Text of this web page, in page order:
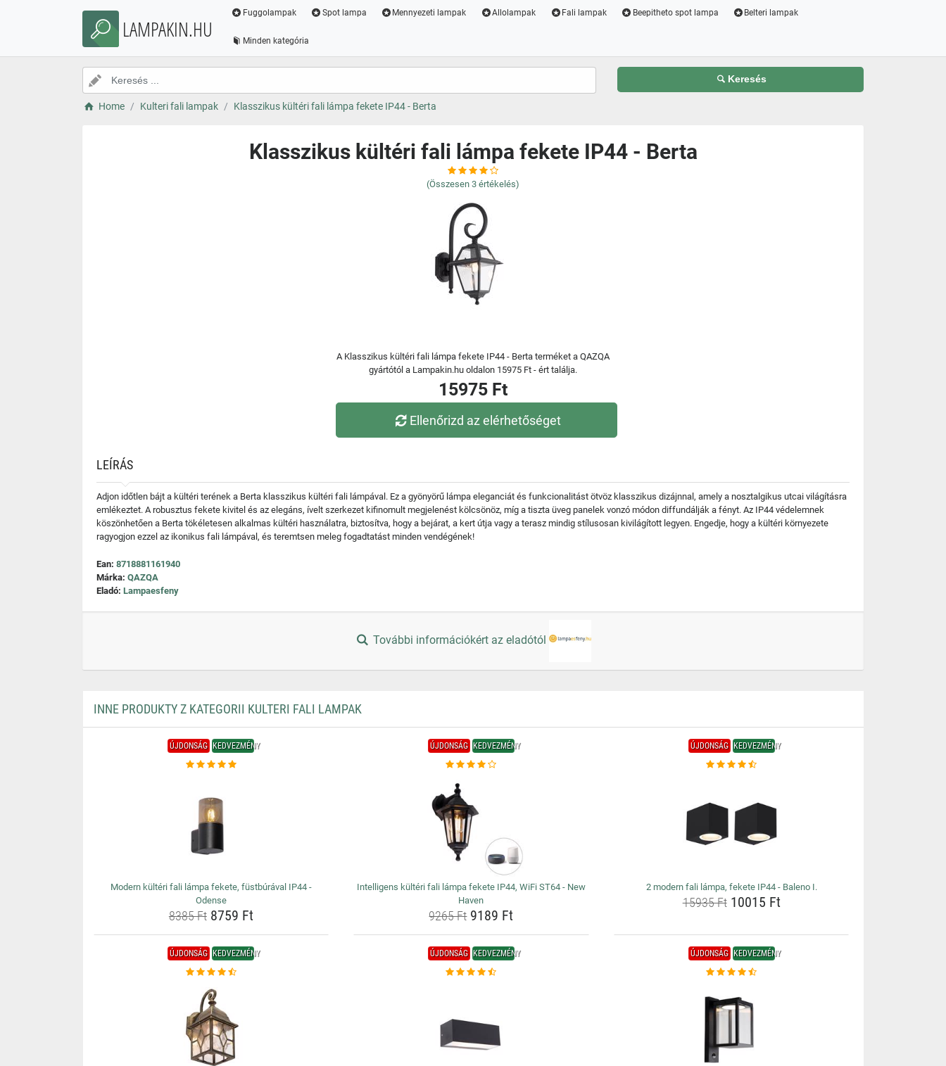
LAMPAKIN.HU
Fuggolampak Spot lampa Mennyezeti lampak Allolampak Fali lampak Beepitheto spot lampa Belteri lampak
Minden kategória
Keresés
Home Kulteri fali lampak Klasszikus kültéri fali lámpa fekete IP44 - Berta
Klasszikus kültéri fali lámpa fekete IP44 - Berta
(Összesen 3 értékelés)
A Klasszikus kültéri fali lámpa fekete IP44 - Berta terméket a QAZQA
gyártótól a Lampakin.hu oldalon 15975 Ft - ért találja.
15975 Ft
Ellenőrizd az elérhetőséget
LEÍRÁS
Adjon időtlen bájt a kültéri terének a Berta klasszikus kültéri fali lámpával. Ez a gyönyörű lámpa eleganciát és funkcionalitást ötvöz klasszikus dizájnnal, amely a nosztalgikus utcai világításra
emlékeztet. A robusztus fekete kivitel és az elegáns, ívelt szerkezet kifinomult megjelenést kölcsönöz, míg a tiszta üveg panelek vonzó módon diffundálják a fényt. Az IP44 védelemnek
köszönhetően a Berta tökéletesen alkalmas kültéri használatra, biztosítva, hogy a bejárat, a kert útja vagy a terasz mindig stílusosan kivilágított legyen. Engedje, hogy a kültéri környezete
ragyogjon ezzel az ikonikus fali lámpával, és teremtsen meleg fogadtatást minden vendégének!
Ean: 8718881161940
Márka: QAZQA
Eladó: Lampaesfeny
További információkért az eladótól
INNE PRODUKTY Z KATEGORII KULTERI FALI LAMPAK
ÚJDONSÁG KEDVEZMÉNY
Modern kültéri fali lámpa fekete, füstbúrával IP44 -
Odense
8385 Ft8759 Ft
ÚJDONSÁG KEDVEZMÉNY
Intelligens kültéri fali lámpa fekete IP44, WiFi ST64 - New
Haven
9265 Ft9189 Ft
ÚJDONSÁG KEDVEZMÉNY
2 modern fali lámpa, fekete IP44 - Baleno I.
15935 Ft10015 Ft
ÚJDONSÁG KEDVEZMÉNY ÚJDONSÁG KEDVEZMÉNY ÚJDONSÁG KEDVEZMÉNY